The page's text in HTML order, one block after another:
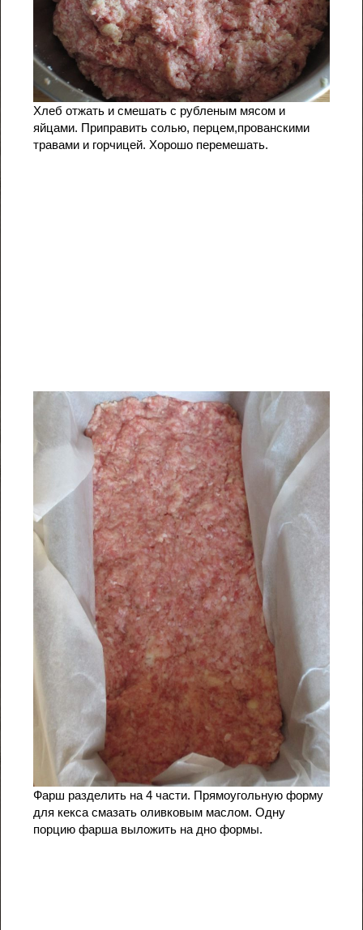
Хлеб отжать и смешать с рубленым мясом и
яйцами. Приправить солью, перцем,прованскими
травами и горчицей. Хорошо перемешать.
Фарш разделить на 4 части. Прямоугольную форму
для кекса смазать оливковым маслом. Одну
порцию фарша выложить на дно формы.